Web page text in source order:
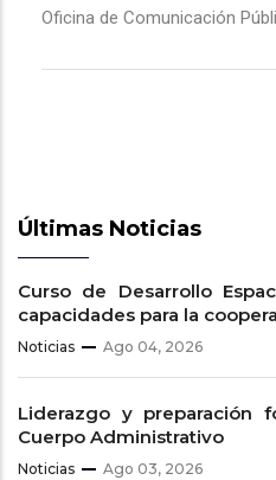
Oficina de Comunicación
Últimas Noticias
Curso de Desarrollo
capacidades para la
Noticias Ago 04, 2026
Liderazgo y preparación
Cuerpo Administrativo
Noticias Ago 03, 2026